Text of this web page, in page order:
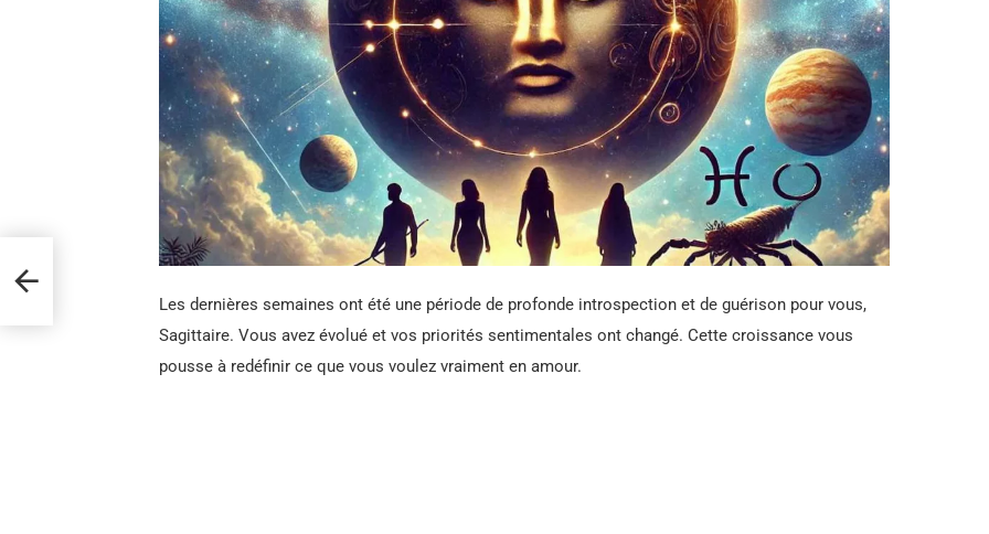
Les dernières semaines ont été une période de profonde introspection et de guérison pour vous,
Sagittaire. Vous avez évolué et vos priorités sentimentales ont changé. Cette croissance vous
pousse à redéfinir ce que vous voulez vraiment en amour.